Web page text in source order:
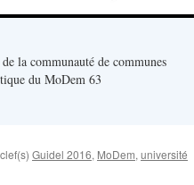
la communauté de communes
du MoDem 63
Guidel 2016, MoDem, université